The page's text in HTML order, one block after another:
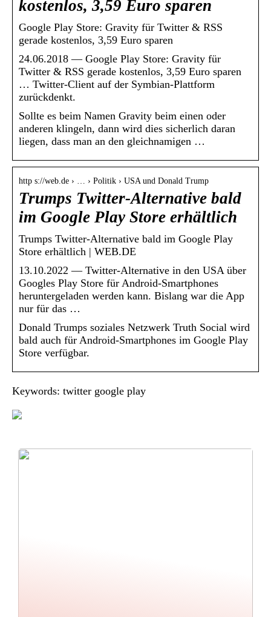
kostenlos, 3,59 Euro sparen
Google Play Store: Gravity für Twitter & RSS
gerade kostenlos, 3,59 Euro sparen
24.06.2018 — Google Play Store: Gravity für
Twitter & RSS gerade kostenlos, 3,59 Euro sparen
… Twitter-Client auf der Symbian-Plattform
zurückdenkt.
Sollte es beim Namen Gravity beim einen oder
anderen klingeln, dann wird dies sicherlich daran
liegen, dass man an den gleichnamigen …
http s://web.de › … › Politik › USA und Donald Trump
Trumps Twitter-Alternative bald
im Google Play Store erhältlich
Trumps Twitter-Alternative bald im Google Play
Store erhältlich | WEB.DE
13.10.2022 — Twitter-Alternative in den USA über
Googles Play Store für Android-Smartphones
heruntergeladen werden kann. Bislang war die App
nur für das …
Donald Trumps soziales Netzwerk Truth Social wird
bald auch für Android-Smartphones im Google Play
Store verfügbar.
Keywords: twitter google play